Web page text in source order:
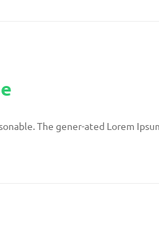
The gener-ated Lorem